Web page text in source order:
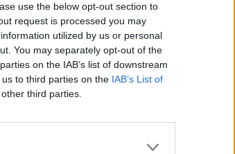
use the below opt-out section to
request is processed you may
utilized by us or personal
You may separately opt-out of the
on the IAB’s list of downstream
to third parties on the IAB’s List of
third parties.
SEGUICI SUI SOCIAL